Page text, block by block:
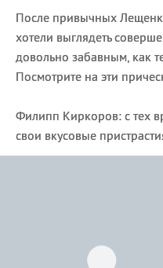
После привычных
хотели выглядеть
довольно забавным, как
Посмотрите на эти
Филипп Киркоров: с тех
свои вкусовые